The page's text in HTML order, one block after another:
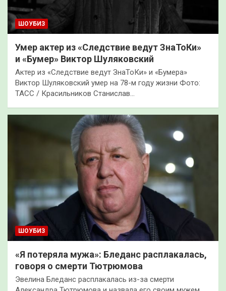
ШОУБИЗ
Умер актер из «Следствие ведут ЗнаТоКи»
и «Бумер» Виктор Шуляковский
Актер из «Следствие ведут ЗнаТоКи» и «Бумера»
Виктор Шуляковский умер на 78-м году жизни Фото:
ТАСС / Красильников Станислав…
ШОУБИЗ
«Я потеряла мужа»: Бледанс расплакалась,
говоря о смерти Тютрюмова
Эвелина Бледанс расплакалась из-за смерти